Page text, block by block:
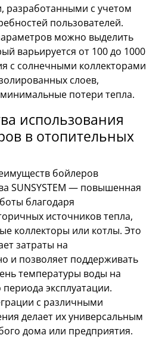
разработанными с учетом
пользователей.
можно выделить
варьируется от 100 до 1000
с солнечными коллекторами
слоев,
потери тепла.
использования
в отопительных
бойлеров
SUNSYSTEM — повышенная
благодаря
источников тепла,
коллекторы или котлы. Это
затраты на
и позволяет поддерживать
температуры воды на
эксплуатации.
с различными
делает их универсальным
дома или предприятия.